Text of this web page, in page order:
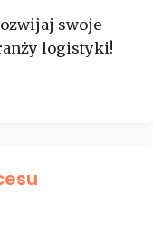
swoje
logistyki!